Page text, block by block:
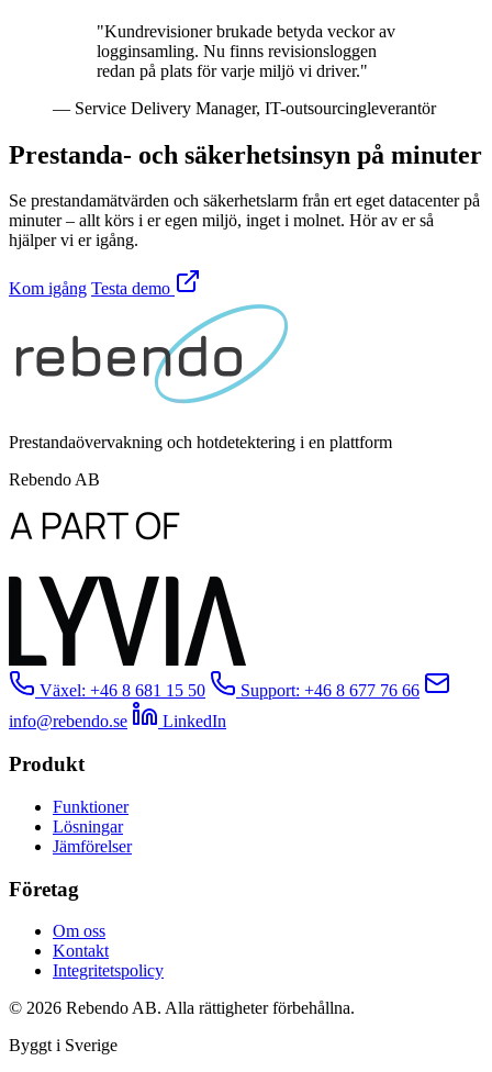
"Kundrevisioner brukade betyda veckor av
logginsamling. Nu finns revisionsloggen
redan på plats för varje miljö vi driver."
— Service Delivery Manager, IT-outsourcingleverantör
Prestanda- och säkerhetsinsyn på minuter
Se prestandamätvärden och säkerhetslarm från ert eget datacenter på
minuter – allt körs i er egen miljö, inget i molnet. Hör av er så
hjälper vi er igång.
Kom igång Testa demo
Prestandaövervakning och hotdetektering i en plattform
Rebendo AB
Växel: +46 8 681 15 50
Support: +46 8 677 76 66
info@rebendo.se
LinkedIn
Produkt
Funktioner
Lösningar
Jämförelser
Företag
Om oss
Kontakt
Integritetspolicy
© 2026 Rebendo AB. Alla rättigheter förbehållna.
Byggt i Sverige